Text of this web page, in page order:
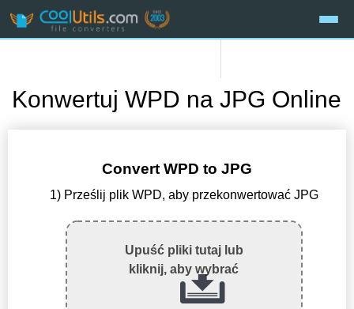
Konwertuj WPD na JPG Online
Convert WPD to JPG
1) Prześlij plik WPD, aby przekonwertować JPG
Upuść pliki tutaj lub
kliknij, aby wybrać